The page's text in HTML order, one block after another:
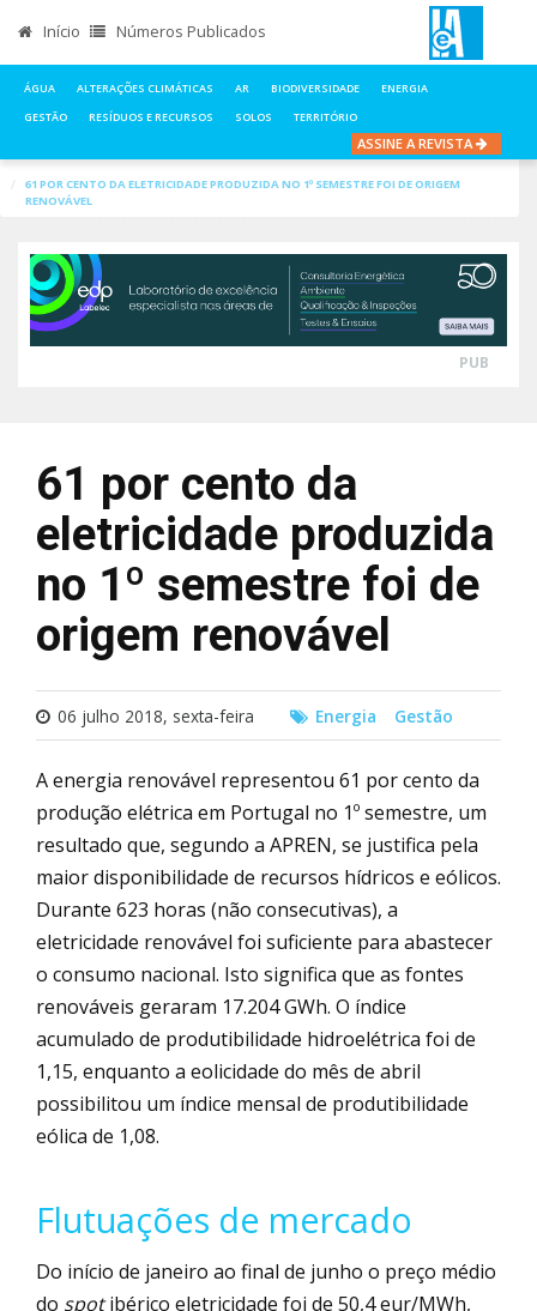
Início Números Publicados
ÁGUA ALTERAÇÕES CLIMÁTICAS AR BIODIVERSIDADE
ENERGIA
GESTÃO
RESÍDUOS E RECURSOS SOLOS TERRITÓRIO
ASSINE A REVISTA
61 POR CENTO DA ELETRICIDADE PRODUZIDA NO 1º SEMESTRE FOI DE ORIGEM
RENOVÁVEL
PUB
61 por cento da
eletricidade produzida
no 1º semestre foi de
origem renovável
06 julho 2018, sexta-feira Energia Gestão
A energia renovável representou 61 por cento da
produção elétrica em Portugal no 1º semestre, um
resultado que, segundo a APREN, se justifica pela
maior disponibilidade de recursos hídricos e eólicos.
Durante 623 horas (não consecutivas), a
eletricidade renovável foi suficiente para abastecer
o consumo nacional. Isto significa que as fontes
renováveis geraram 17.204 GWh. O índice
acumulado de produtibilidade hidroelétrica foi de
1,15, enquanto a eolicidade do mês de abril
possibilitou um índice mensal de produtibilidade
eólica de 1,08.
Flutuações de mercado
Do início de janeiro ao final de junho o preço médio
do spotibérico eletricidade foi de 50,4 eur/MWh,